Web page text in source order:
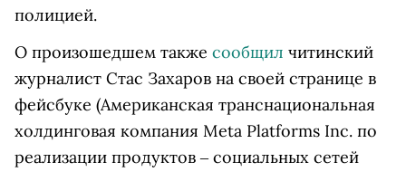
полицией.
О произошедшем также сообщил читинский
журналист Стас Захаров на своей странице в
фейсбуке (Американская транснациональная
холдинговая компания Meta Platforms Inc. по
реализации продуктов ‒ социальных сетей